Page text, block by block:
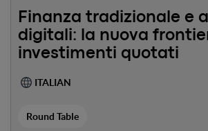
Finanza tradizionale e
digitali: la nuova
investimenti quotati
ITALIAN
Round Table